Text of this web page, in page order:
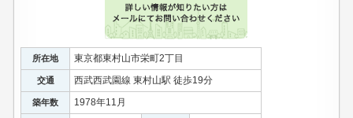
所在地 東京都東村山市栄町2丁目
交通 西武西武園線 東村山駅 徒歩19分
築年数 1978年11月